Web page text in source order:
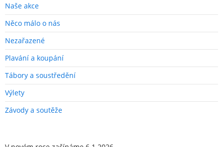
Naše akce
Něco málo o nás
Nezařazené
Plavání a koupání
Tábory a soustředění
Výlety
Závody a soutěže